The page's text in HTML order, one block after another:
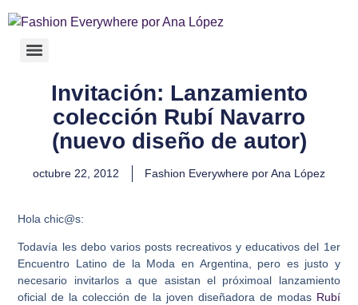
Invitación: Lanzamiento
colección Rubí Navarro
(nuevo diseño de autor)
octubre 22, 2012 Fashion Everywhere por Ana López
Hola chic@s:
Todavía les debo varios posts recreativos y educativos del 1er
Encuentro Latino de la Moda en Argentina, pero es justo y
necesario invitarlos a que asistan el próximoal lanzamiento
oficial de la colección de la joven diseñadora de modas Rubí